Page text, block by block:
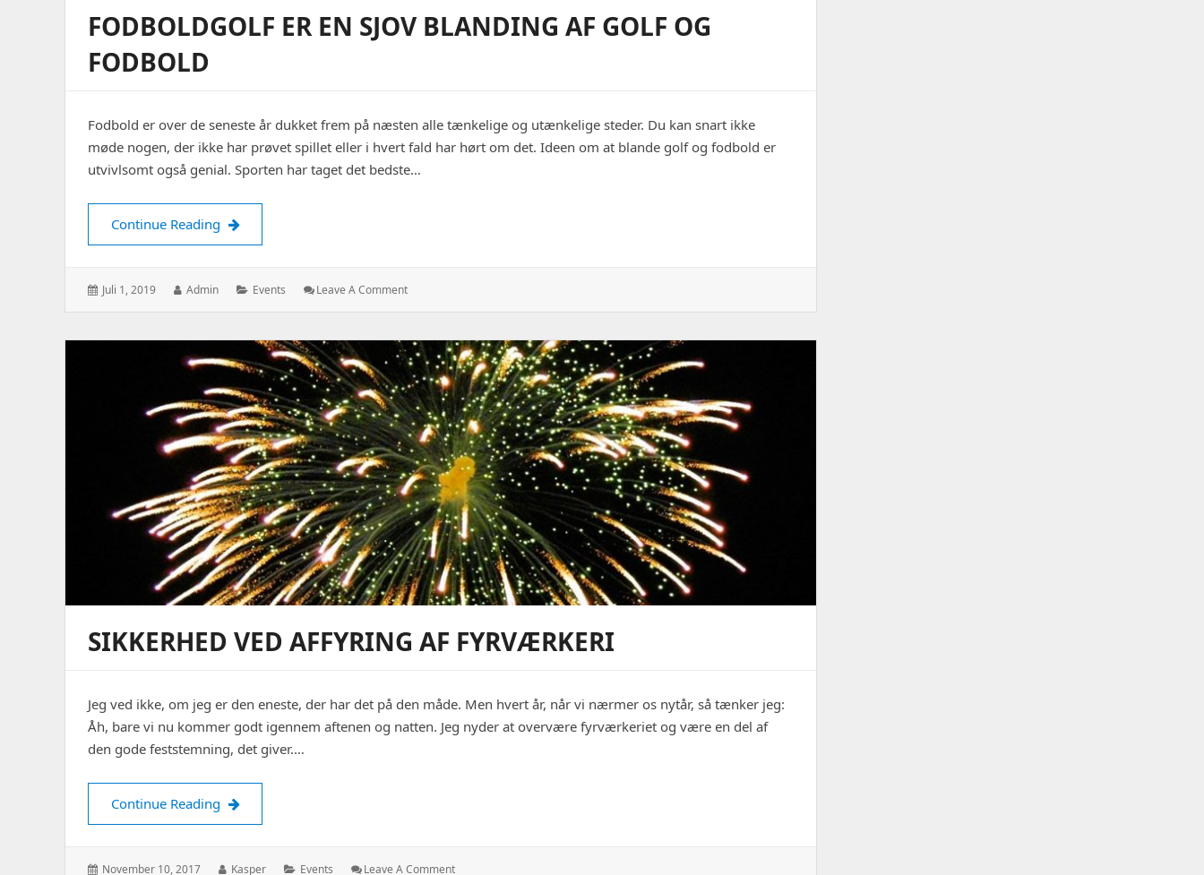
FODBOLDGOLF ER EN SJOV BLANDING AF GOLF OG
FODBOLD
Fodbold er over de seneste år dukket frem på næsten alle tænkelige og utænkelige steder. Du kan snart ikke
møde nogen, der ikke har prøvet spillet eller i hvert fald har hørt om det. Ideen om at blande golf og fodbold er
utvivlsomt også genial. Sporten har taget det bedste…
Continue Reading Fodboldgolf er en sjov blanding af golf og fodbold
Posted
Juli 1, 2019 Author:
Admin Categories:
Events Leave A Comment: Fodboldgolf
Sjov
Blanding
Af
Golf
Og
Fodbold
SIKKERHED VED AFFYRING AF FYRVÆRKERI
Jeg ved ikke, om jeg er den eneste, der har det på den måde. Men hvert år, når vi nærmer os nytår, så tænker jeg:
Åh, bare vi nu kommer godt igennem aftenen og natten. Jeg nyder at overvære fyrværkeriet og være en del af
den gode feststemning, det giver.…
Continue Reading Sikkerhed ved affyring af fyrværkeri
Posted
November 10, 2017 Author:
Kasper Categories:
Events Leave A Comment: Sikkerhed